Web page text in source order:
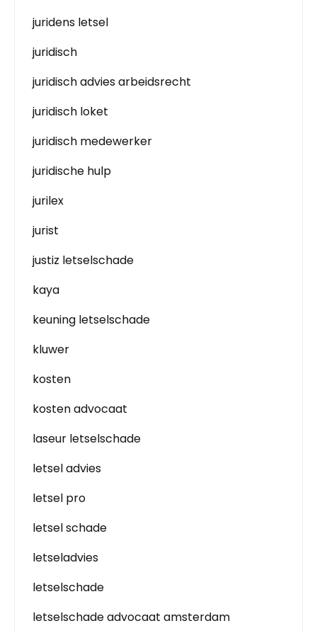
juridens letsel
juridisch
juridisch advies arbeidsrecht
juridisch loket
juridisch medewerker
juridische hulp
jurilex
jurist
justiz letselschade
kaya
keuning letselschade
kluwer
kosten
kosten advocaat
laseur letselschade
letsel advies
letsel pro
letsel schade
letseladvies
letselschade
letselschade advocaat amsterdam